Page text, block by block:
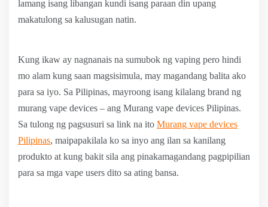
lamang isang libangan kundi isang paraan din upang
makatulong sa kalusugan natin.
Kung ikaw ay nagnanais na sumubok ng vaping pero hindi
mo alam kung saan magsisimula, may magandang balita ako
para sa iyo. Sa Pilipinas, mayroong isang kilalang brand ng
murang vape devices – ang Murang vape devices Pilipinas.
Sa tulong ng pagsusuri sa link na ito Murang vape devices
Pilipinas, maipapakilala ko sa inyo ang ilan sa kanilang
produkto at kung bakit sila ang pinakamagandang pagpipilian
para sa mga vape users dito sa ating bansa.